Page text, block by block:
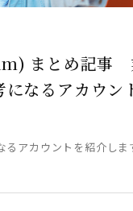
まとめ記
なるアカウン
アカウントを紹介しま